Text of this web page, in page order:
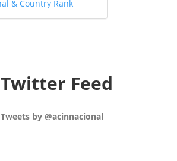
Twitter Feed
Tweets by @acinnacional